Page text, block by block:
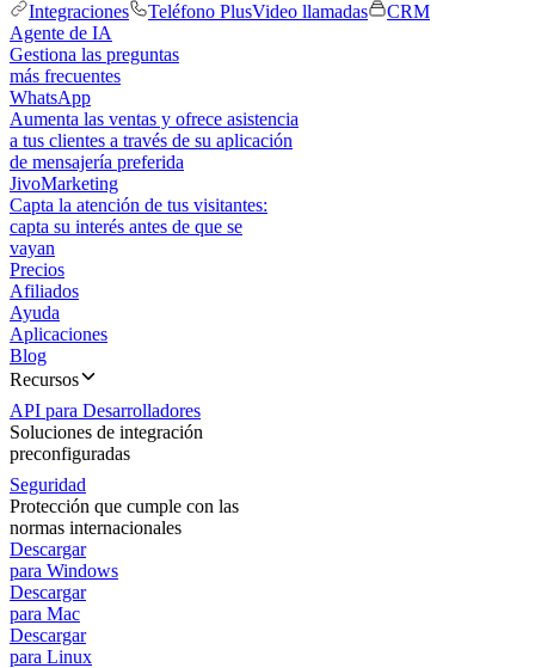
Integraciones
Teléfono PlusVideo llamadas
CRM
Agente de IA
Gestiona las preguntas
más frecuentes
WhatsApp
Aumenta las ventas y ofrece asistencia
a tus clientes a través de su aplicación
de mensajería preferida
JivoMarketing
Capta la atención de tus visitantes:
capta su interés antes de que se
vayan
Precios
Afiliados
Ayuda
Aplicaciones
Blog
Recursos
API para Desarrolladores
Soluciones de integración
preconfiguradas
Seguridad
Protección que cumple con las
normas internacionales
Descargar
para Windows
Descargar
para Mac
Descargar
para Linux